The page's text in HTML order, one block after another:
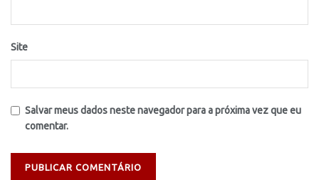
Site
Salvar meus dados neste navegador para a próxima vez que eu
comentar.